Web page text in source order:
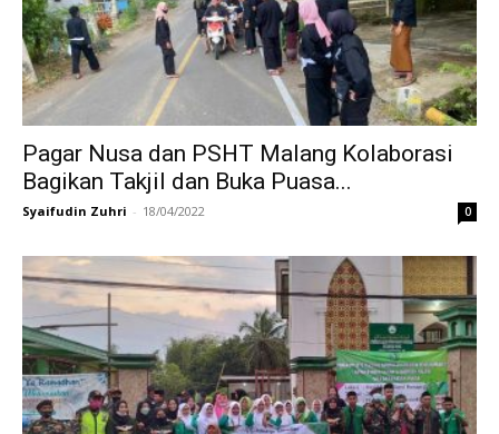
Pagar Nusa dan PSHT Malang Kolaborasi
Bagikan Takjil dan Buka Puasa...
Syaifudin Zuhri - 18/04/2022 0